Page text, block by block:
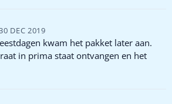
DEC 2019
kwam het pakket later aan.
in prima staat ontvangen en het